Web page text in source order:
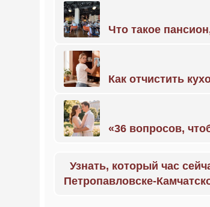
Что такое
Как отчистить
«36 вопросов,
Узнать, который час
Петропавловске-